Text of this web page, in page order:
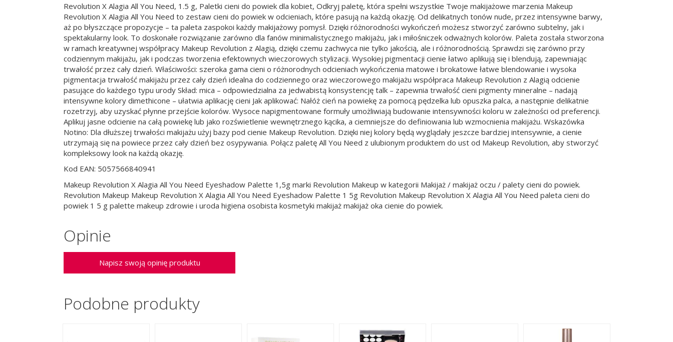
Revolution X Alagia All You Need, 1.5 g, Paletki cieni do powiek dla kobiet, Odkryj paletę, która spełni wszystkie Twoje makijażowe marzenia Makeup
Revolution X Alagia All You Need to zestaw cieni do powiek w odcieniach, które pasują na każdą okazję. Od delikatnych tonów nude, przez intensywne barwy,
aż po błyszczące propozycje – ta paleta zaspokoi każdy makijażowy pomysł. Dzięki różnorodności wykończeń możesz stworzyć zarówno subtelny, jak i
spektakularny look. To doskonałe rozwiązanie zarówno dla fanów minimalistycznego makijażu, jak i miłośniczek odważnych kolorów. Paleta została stworzona
w ramach kreatywnej współpracy Makeup Revolution z Alagią, dzięki czemu zachwyca nie tylko jakością, ale i różnorodnością. Sprawdzi się zarówno przy
codziennym makijażu, jak i podczas tworzenia efektownych wieczorowych stylizacji. Wysokiej pigmentacji cienie łatwo aplikują się i blendują, zapewniając
trwałość przez cały dzień. Właściwości: szeroka gama cieni o różnorodnych odcieniach wykończenia matowe i brokatowe łatwe blendowanie i wysoka
pigmentacja trwałość makijażu przez cały dzień idealna do codziennego oraz wieczorowego makijażu współpraca Makeup Revolution z Alagią odcienie
pasujące do każdego typu urody Skład: mica – odpowiedzialna za jedwabistą konsystencję talk – zapewnia trwałość cieni pigmenty mineralne – nadają
intensywne kolory dimethicone – ułatwia aplikację cieni Jak aplikować: Nałóż cień na powiekę za pomocą pędzelka lub opuszka palca, a następnie delikatnie
rozetrzyj, aby uzyskać płynne przejście kolorów. Wysoce napigmentowane formuły umożliwiają budowanie intensywności koloru w zależności od preferencji.
Aplikuj jasne odcienie na całą powiekę lub jako rozświetlenie wewnętrznego kącika, a ciemniejsze do definiowania lub wzmocnienia makijażu. Wskazówka
Notino: Dla dłuższej trwałości makijażu użyj bazy pod cienie Makeup Revolution. Dzięki niej kolory będą wyglądały jeszcze bardziej intensywnie, a cienie
utrzymają się na powiece przez cały dzień bez osypywania. Połącz paletę All You Need z ulubionym produktem do ust od Makeup Revolution, aby stworzyć
kompleksowy look na każdą okazję.
Kod EAN: 5057566840941
Makeup Revolution X Alagia All You Need Eyeshadow Palette 1,5g marki Revolution Makeup w kategorii Makijaż / makijaż oczu / palety cieni do powiek.
Revolution Makeup Makeup Revolution X Alagia All You Need Eyeshadow Palette 1 5g Revolution Makeup Revolution X Alagia All You Need paleta cieni do
powiek 1 5 g palette makeup zdrowie i uroda higiena osobista kosmetyki makijaż makijaż oka cienie do powiek.
Opinie
Napisz swoją opinię produktu
Podobne produkty